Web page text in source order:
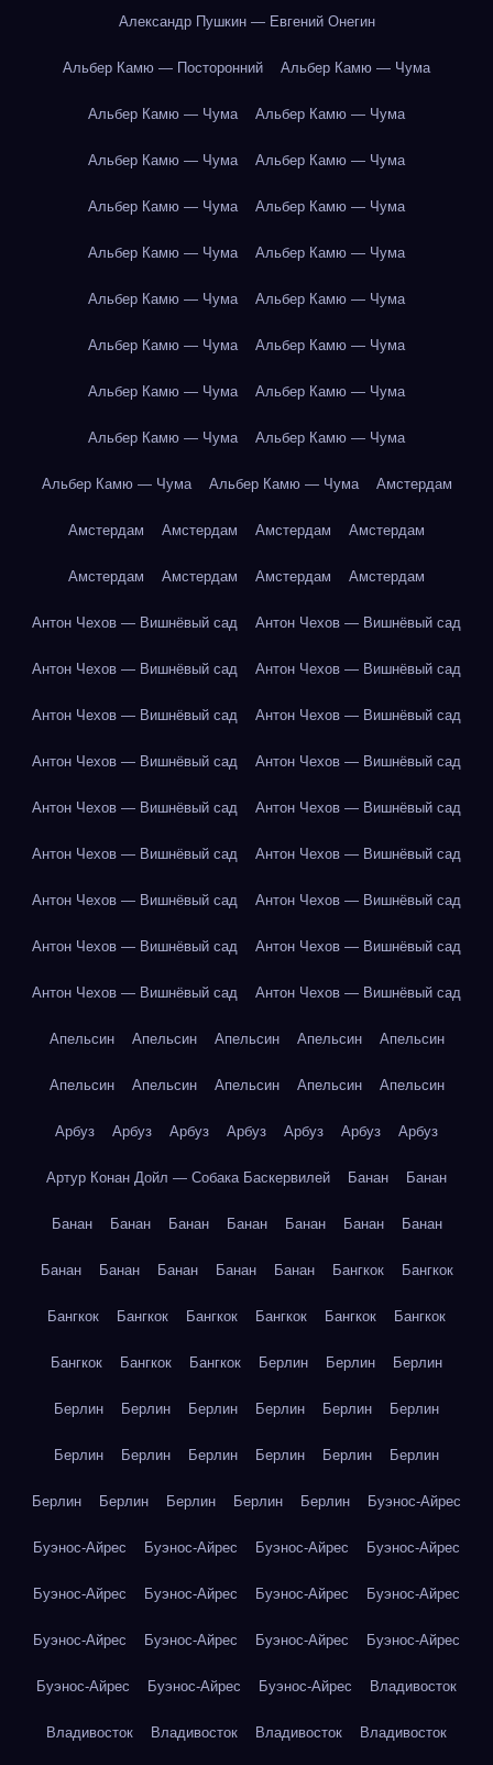
Александр Пушкин — Евгений Онегин
Альбер Камю — Посторонний Альбер Камю — Чума
Альбер Камю — Чума Альбер Камю — Чума
Альбер Камю — Чума Альбер Камю — Чума
Альбер Камю — Чума Альбер Камю — Чума
Альбер Камю — Чума Альбер Камю — Чума
Альбер Камю — Чума Альбер Камю — Чума
Альбер Камю — Чума Альбер Камю — Чума
Альбер Камю — Чума Альбер Камю — Чума
Альбер Камю — Чума Альбер Камю — Чума
Альбер Камю — Чума Альбер Камю — Чума Амстердам
Амстердам Амстердам Амстердам Амстердам
Амстердам Амстердам Амстердам Амстердам
Антон Чехов — Вишнёвый сад Антон Чехов — Вишнёвый сад
Антон Чехов — Вишнёвый сад Антон Чехов — Вишнёвый сад
Антон Чехов — Вишнёвый сад Антон Чехов — Вишнёвый сад
Антон Чехов — Вишнёвый сад Антон Чехов — Вишнёвый сад
Антон Чехов — Вишнёвый сад Антон Чехов — Вишнёвый сад
Антон Чехов — Вишнёвый сад Антон Чехов — Вишнёвый сад
Антон Чехов — Вишнёвый сад Антон Чехов — Вишнёвый сад
Антон Чехов — Вишнёвый сад Антон Чехов — Вишнёвый сад
Антон Чехов — Вишнёвый сад Антон Чехов — Вишнёвый сад
Апельсин Апельсин Апельсин Апельсин Апельсин
Апельсин Апельсин Апельсин Апельсин Апельсин
Арбуз Арбуз Арбуз Арбуз Арбуз Арбуз Арбуз
Артур Конан Дойл — Собака Баскервилей Банан Банан
Банан Банан Банан Банан Банан Банан Банан
Банан Банан Банан Банан Банан Бангкок Бангкок
Бангкок Бангкок Бангкок Бангкок Бангкок Бангкок
Бангкок Бангкок Бангкок Берлин Берлин Берлин
Берлин Берлин Берлин Берлин Берлин Берлин
Берлин Берлин Берлин Берлин Берлин Берлин
Берлин Берлин Берлин Берлин Берлин Буэнос-Айрес
Буэнос-Айрес Буэнос-Айрес Буэнос-Айрес Буэнос-Айрес
Буэнос-Айрес Буэнос-Айрес Буэнос-Айрес Буэнос-Айрес
Буэнос-Айрес Буэнос-Айрес Буэнос-Айрес Буэнос-Айрес
Буэнос-Айрес Буэнос-Айрес Буэнос-Айрес Владивосток
Владивосток Владивосток Владивосток Владивосток